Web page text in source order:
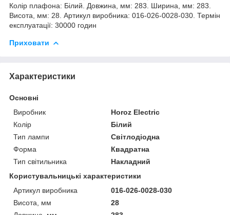
Колір плафона: Білий. Довжина, мм: 283. Ширина, мм: 283.
Висота, мм: 28. Артикул виробника: 016-026-0028-030. Термін
експлуатації: 30000 годин
Приховати
Характеристики
Основні
Виробник
Horoz Electric
Колір
Білий
Тип лампи
Світлодіодна
Форма
Квадратна
Тип світильника
Накладний
Користувальницькі характеристики
Артикул виробника
016-026-0028-030
Висота, мм
28